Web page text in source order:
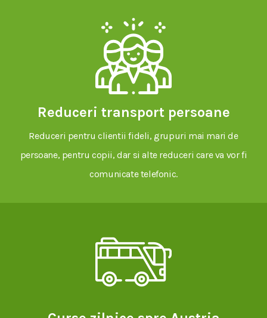
Reduceri transport persoane
Reduceri pentru clientii fideli, grupuri mai mari de
persoane, pentru copii, dar si alte reduceri care va vor fi
comunicate telefonic.